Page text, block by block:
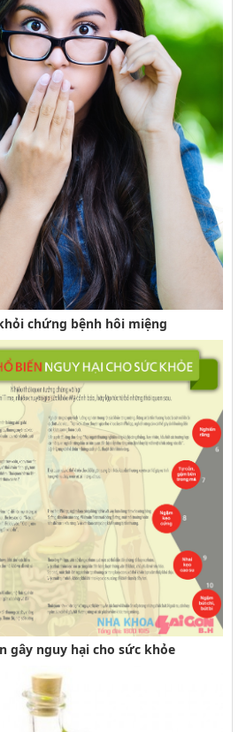
chứng bệnh hôi miệng
gây nguy hại cho sức khỏe